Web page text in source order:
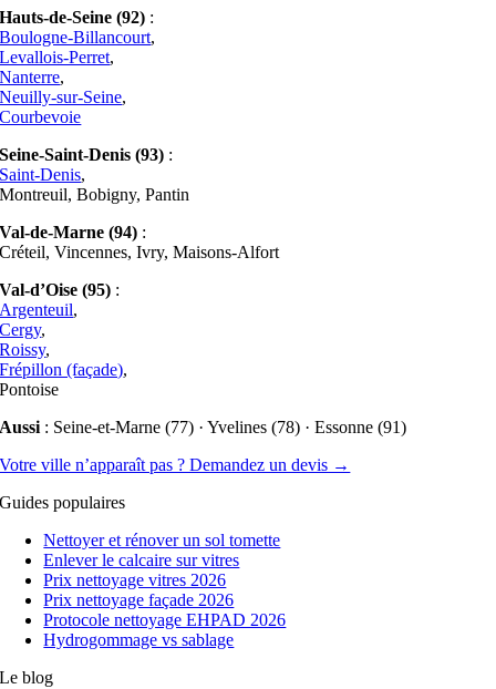
Hauts-de-Seine (92) :
Boulogne-Billancourt,
Levallois-Perret,
Nanterre,
Neuilly-sur-Seine,
Courbevoie
Seine-Saint-Denis (93) :
Saint-Denis,
Montreuil, Bobigny, Pantin
Val-de-Marne (94) :
Créteil, Vincennes, Ivry, Maisons-Alfort
Val-d’Oise (95) :
Argenteuil,
Cergy,
Roissy,
Frépillon (façade),
Pontoise
Aussi: Seine-et-Marne (77) · Yvelines (78) · Essonne (91)
Votre ville n’apparaît pas ? Demandez un devis →
Guides populaires
Nettoyer et rénover un sol tomette
Enlever le calcaire sur vitres
Prix nettoyage vitres 2026
Prix nettoyage façade 2026
Protocole nettoyage EHPAD 2026
Hydrogommage vs sablage
Le blog